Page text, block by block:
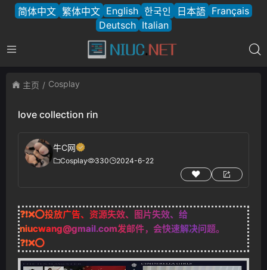
简体中文 繁体中文 English 한국인 日本語 Français
Deutsch Italian
主页 Cosplay
love collection rin
牛C网
Cosplay 330 2024-6-22
❓❗❌⭕投放广告、资源失效、图片失效、给
niucwang@gmail.com发邮件，会快速解决问题。
❓❗❌⭕